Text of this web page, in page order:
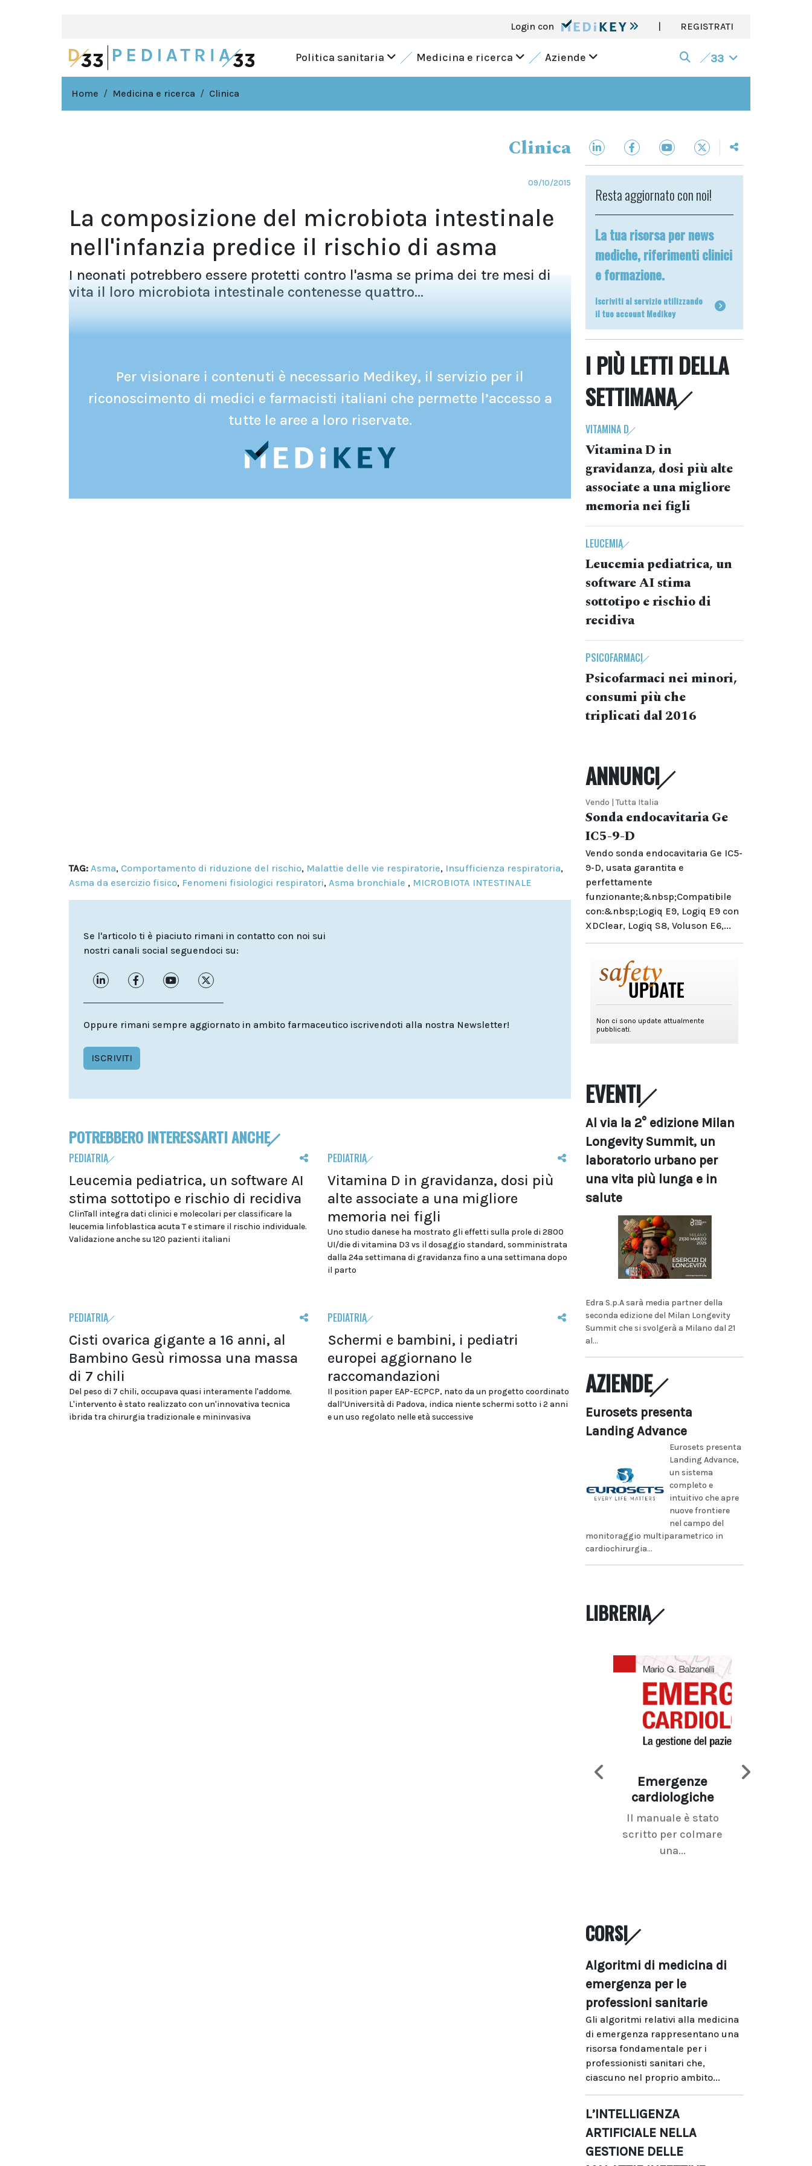
Login con | REGISTRATI
Politica sanitaria Medicina e ricerca Aziende 33
Home Medicina e ricerca Clinica
Clinica
09/10/2015
La composizione del microbiota intestinale
nell'infanzia predice il rischio di asma
I neonati potrebbero essere protetti contro l'asma se prima dei tre mesi di
vita il loro microbiota intestinale contenesse quattro...
Per visionare i contenuti è necessario Medikey, il servizio per il
riconoscimento di medici e farmacisti italiani che permette l’accesso a
tutte le aree a loro riservate.
TAG: Asma, Comportamento di riduzione del rischio, Malattie delle vie respiratorie, Insufficienza respiratoria,
Asma da esercizio fisico, Fenomeni fisiologici respiratori, Asma bronchiale , MICROBIOTA INTESTINALE
Se l'articolo ti è piaciuto rimani in contatto con noi sui
nostri canali social seguendoci su:
Oppure rimani sempre aggiornato in ambito farmaceutico iscrivendoti alla nostra Newsletter!
ISCRIVITI
POTREBBERO INTERESSARTI ANCHE
PEDIATRIA
Leucemia pediatrica, un software AI
stima sottotipo e rischio di recidiva
ClinTall integra dati clinici e molecolari per classificare la
leucemia linfoblastica acuta T e stimare il rischio individuale.
Validazione anche su 120 pazienti italiani
PEDIATRIA
Vitamina D in gravidanza, dosi più
alte associate a una migliore
memoria nei figli
Uno studio danese ha mostrato gli effetti sulla prole di 2800
UI/die di vitamina D3 vs il dosaggio standard, somministrata
dalla 24a settimana di gravidanza fino a una settimana dopo
il parto
PEDIATRIA
Cisti ovarica gigante a 16 anni, al
Bambino Gesù rimossa una massa
di 7 chili
Del peso di 7 chili, occupava quasi interamente l'addome.
L'intervento è stato realizzato con un'innovativa tecnica
ibrida tra chirurgia tradizionale e mininvasiva
PEDIATRIA
Schermi e bambini, i pediatri
europei aggiornano le
raccomandazioni
Il position paper EAP-ECPCP, nato da un progetto coordinato
dall’Università di Padova, indica niente schermi sotto i 2 anni
e un uso regolato nelle età successive
Resta aggiornato con noi!
La tua risorsa per news
mediche, riferimenti clinici
e formazione.
Iscriviti al servizio utilizzando
il tuo account Medikey
I PIÙ LETTI DELLA
SETTIMANA
VITAMINA D
Vitamina D in
gravidanza, dosi più alte
associate a una migliore
memoria nei figli
LEUCEMIA
Leucemia pediatrica, un
software AI stima
sottotipo e rischio di
recidiva
PSICOFARMACI
Psicofarmaci nei minori,
consumi più che
triplicati dal 2016
ANNUNCI
Vendo | Tutta Italia
Sonda endocavitaria Ge
IC5-9-D
Vendo sonda endocavitaria Ge IC5-
9-D, usata garantita e
perfettamente
funzionante;&nbsp;Compatibile
con:&nbsp;Logiq E9, Logiq E9 con
XDClear, Logiq S8, Voluson E6,...
EVENTI
Al via la 2° edizione Milan
Longevity Summit, un
laboratorio urbano per
una vita più lunga e in
salute
Edra S.p.A sarà media partner della
seconda edizione del Milan Longevity
Summit che si svolgerà a Milano dal 21
al...
AZIENDE
Eurosets presenta
Landing Advance
Eurosets presenta
Landing Advance,
un sistema
completo e
intuitivo che apre
nuove frontiere
nel campo del
monitoraggio multiparametrico in
cardiochirurgia...
LIBRERIA
Emergenze
cardiologiche
Il manuale è stato
scritto per colmare
una...
CORSI
Algoritmi di medicina di
emergenza per le
professioni sanitarie
Gli algoritmi relativi alla medicina
di emergenza rappresentano una
risorsa fondamentale per i
professionisti sanitari che,
ciascuno nel proprio ambito...
L’INTELLIGENZA
ARTIFICIALE NELLA
GESTIONE DELLE